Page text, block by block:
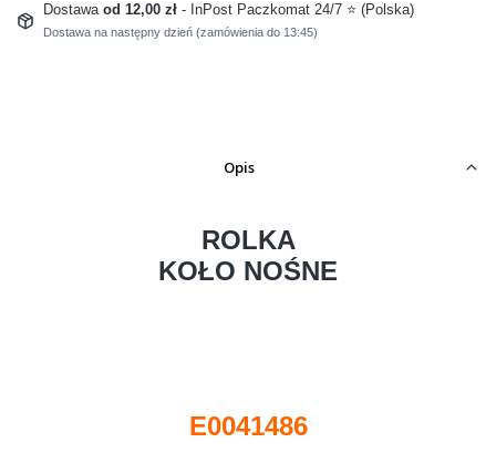
Dostawa od 12,00 zł - InPost Paczkomat 24/7 ⭐ (Polska)
Dostawa na następny dzień (zamówienia do 13:45)
Opis
ROLKA
KOŁO NOŚNE
E0041486